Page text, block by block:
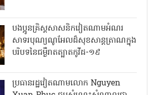
បងប្អូនគ្រិស្តសាសនិកវៀតណាមអំណរ
សាទរបុណ្យណូអែលដ៏សុខសាន្តត្រាណក្នុង
បរិបទនៃជម្ងឺរាតត្បាតកូវីដ-១៩
ប្រធានរដ្ឋវៀតណាមលោក Nguyen